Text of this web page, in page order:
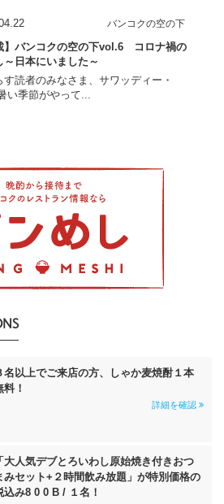
バンコクの空の下
】バンコクの空の下vol.6 コロナ禍の
～日本にいました～
す読者のみなさま、サワッディー・
い季節がやって...
名以上でご来店の方、しゃか麦焼酎１本
料！
詳細を確認
「大人気デブとろいわし原始焼き付きおつ
みセット+２時間飲み放題」が特別価格の
込み8 0 0 B / １名！